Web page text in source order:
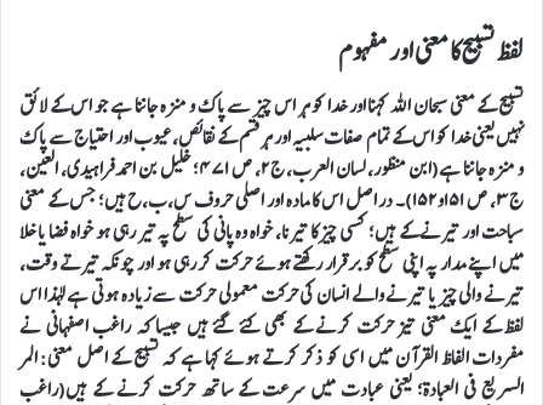
لفظ تسبیح کا معنی اور مفہوم
تسبیح کے معنی سبحان اللہ کہنا اور خدا کو ہر اس چیز سے پاک و منزہ جاننا ہے جو اس کے لائق
نہیں یعنی خدا کو اس کے تمام صفات سلبیہ اور ہر قسم کے نقائص، عیوب اور احتیاج سے پاک
و منزہ جاننا ہے(ابن منظور، لسان العرب، ج٢، ص ٤٧١؛ خلیل بن احمد فراہیدی، العین،
ج۳، ص ۱۵۱و۱۵۲)۔ در اصل اس کا مادہ اور اصلی حروف س،ب،ح ہیں؛ جس کے معنی
سباحت اور تیرنے کے ہیں؛ کسی چیز کا تیرنا، خواہ وہ پانی کی سطح پہ تیر رہی ہو خواہ فضا یا خلا
میں اپنے مدار پہ اپنی سطح کو برقرار رکھتے ہوئے حرکت کر رہی ہو اور چونکہ تیرتے وقت،
تیرنے والی چیز یا تیرنے والے انسان کی حرکت معمولی حرکت سے زیادہ ہوتی ہے لہذا اس
لفظ کے ایک معنی تیز حرکت کرنے کے بھی کئے گئے ہیں جیسا کہ راغب اصفہانی نے
مفردات الفاظ القرآن میں اسی کو ذکر کرتے ہوئے کہا ہے کہ تسبیح کے اصل معنی: المر
السریع فی العبادۃ؛ یعنی عبادت میں سرعت کے ساتھ حرکت کرنے کے ہیں(راغب